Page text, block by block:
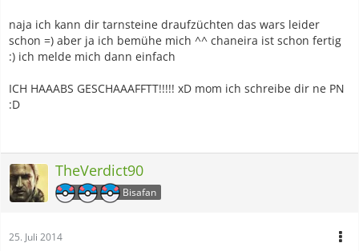
naja ich kann dir tarnsteine draufzüchten das wars leider
schon =) aber ja ich bemühe mich ^^ chaneira ist schon fertig
:) ich melde mich dann einfach
ICH HAAABS GESCHAAAFFTT!!!!! xD mom ich schreibe dir ne PN
:D
TheVerdict90
Bisafan
25. Juli 2014